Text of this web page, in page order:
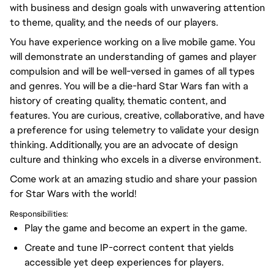
with business and design goals with unwavering attention
to theme, quality, and the needs of our players.
You have experience working on a live mobile game. You
will demonstrate an understanding of games and player
compulsion and will be well-versed in games of all types
and genres. You will be a die-hard Star Wars fan with a
history of creating quality, thematic content, and
features. You are curious, creative, collaborative, and have
a preference for using telemetry to validate your design
thinking. Additionally, you are an advocate of design
culture and thinking who excels in a diverse environment.
Come work at an amazing studio and share your passion
for Star Wars with the world!
Responsibilities:
Play the game and become an expert in the game.
Create and tune IP-correct content that yields
accessible yet deep experiences for players.